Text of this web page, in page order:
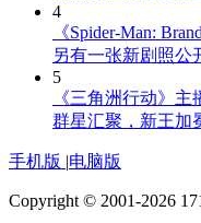
4
《Spider-Man:
另有一张新剧照公
5
《三角洲行动》
群星汇聚，新王加
手机版 |电脑版
Copyright © 2001-2026